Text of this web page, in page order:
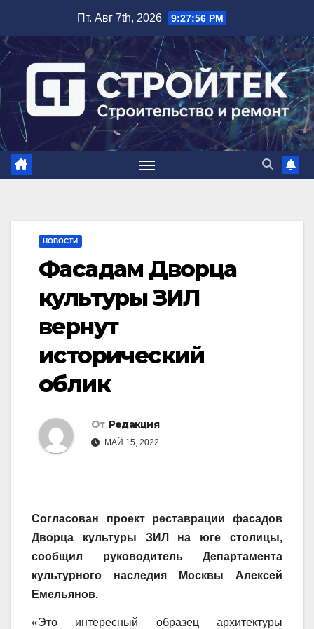
содержимому
Пт. Авг 7th, 2026 9:27:57 PM
НОВОСТИ
Фасадам Дворца
культуры ЗИЛ
вернут
исторический
облик
От Редакция
МАЙ 15, 2022
Согласован проект реставрации фасадов
Дворца культуры ЗИЛ на юге столицы,
сообщил руководитель Департамента
культурного наследия Москвы Алексей
Емельянов.
«Это интересный образец архитектуры